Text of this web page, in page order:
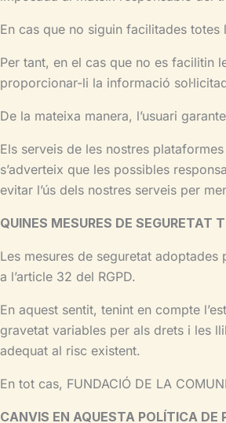
En cas que no siguin facilitades
Per tant, en el cas que no es facilitin
proporcionar-li la informació
De la mateixa manera, l’usuari
Els serveis de les nostres
s’adverteix que les possibles
evitar l’ús dels nostres serveis per
QUINES MESURES DE SEGURETAT
Les mesures de seguretat adoptades
a l’article 32 del RGPD.
En aquest sentit, tenint en compte
gravetat variables per als drets i les
adequat al risc existent.
En tot cas, FUNDACIÓ DE LA
CANVIS EN AQUESTA POLÍTICA DE